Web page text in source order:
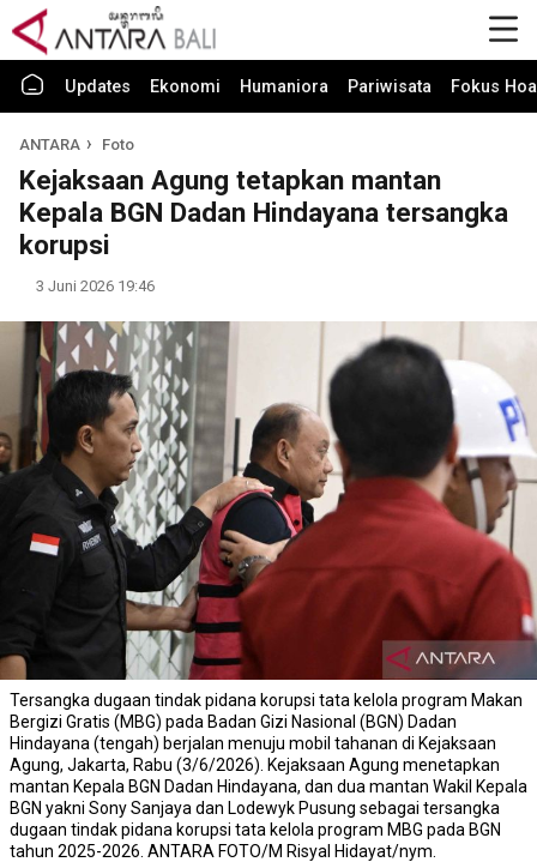
Updates Ekonomi Humaniora Pariwisata Fokus
ANTARA Foto
Kejaksaan Agung tetapkan mantan
Kepala BGN Dadan Hindayana tersangka
korupsi
3 Juni 2026 19:46
Tersangka dugaan tindak pidana korupsi tata kelola program Makan
Bergizi Gratis (MBG) pada Badan Gizi Nasional (BGN) Dadan
Hindayana (tengah) berjalan menuju mobil tahanan di Kejaksaan
Agung, Jakarta, Rabu (3/6/2026). Kejaksaan Agung menetapkan
mantan Kepala BGN Dadan Hindayana, dan dua mantan Wakil Kepala
BGN yakni Sony Sanjaya dan Lodewyk Pusung sebagai tersangka
dugaan tindak pidana korupsi tata kelola program MBG pada BGN
tahun 2025-2026. ANTARA FOTO/M Risyal Hidayat/nym.